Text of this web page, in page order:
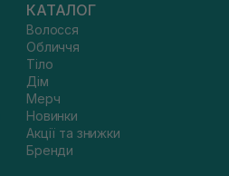
КАТАЛОГ
Волосся
Обличчя
Тіло
Дім
Мерч
Новинки
Акції та знижки
Бренди